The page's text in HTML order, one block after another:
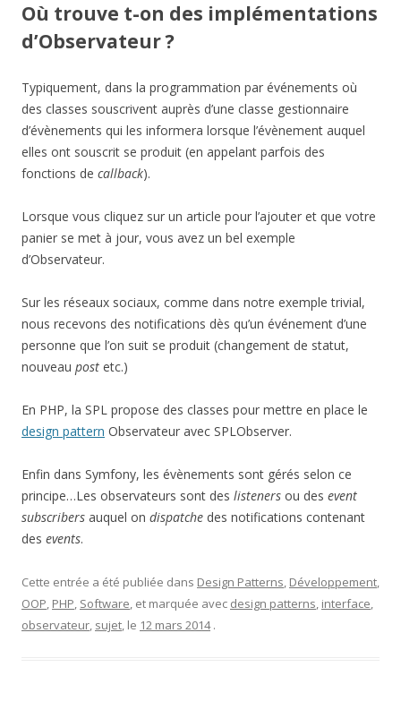
Où trouve t-on des implémentations
d’Observateur ?
Typiquement, dans la programmation par événements où
des classes souscrivent auprès d’une classe gestionnaire
d’évènements qui les informera lorsque l’évènement auquel
elles ont souscrit se produit (en appelant parfois des
fonctions de callback).
Lorsque vous cliquez sur un article pour l’ajouter et que votre
panier se met à jour, vous avez un bel exemple
d’Observateur.
Sur les réseaux sociaux, comme dans notre exemple trivial,
nous recevons des notifications dès qu’un événement d’une
personne que l’on suit se produit (changement de statut,
nouveau post etc.)
En PHP, la SPL propose des classes pour mettre en place le
design pattern Observateur avec SPLObserver.
Enfin dans Symfony, les évènements sont gérés selon ce
principe…Les observateurs sont des listeners ou des event
subscribers auquel on dispatche des notifications contenant
des events.
Cette entrée a été publiée dans Design Patterns, Développement,
OOP, PHP, Software, et marquée avec design patterns, interface,
observateur, sujet, le 12 mars 2014 .